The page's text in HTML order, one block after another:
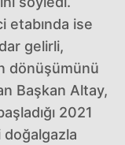
etabında ise
gelirli,
dönüşümünü
Başkan Altay,
2021
doğalgazla